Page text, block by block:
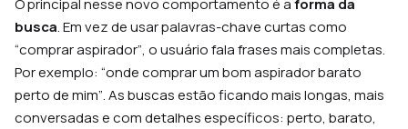
O principal nesse novo comportamento é aforma da
busca. Em vez de usar palavras-chave curtas como
“comprar aspirador”, o usuário fala frases mais completas.
Por exemplo: “onde comprar um bom aspirador barato
perto de mim”. As buscas estão ficando mais longas, mais
conversadas e com detalhes específicos: perto, barato,